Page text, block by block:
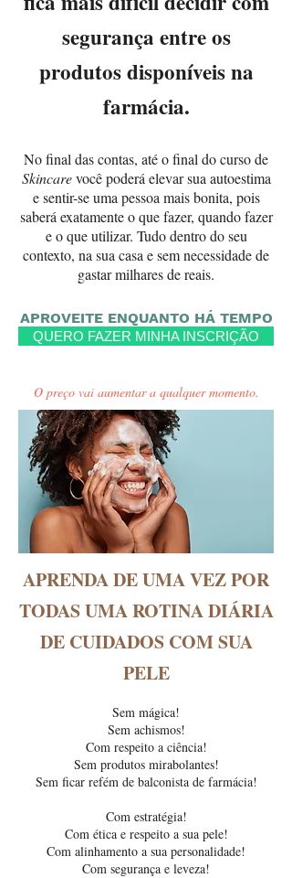
No final das contas, até o final do curso de
Skincarevocê poderá elevar sua autoestima
e sentir-se uma pessoa mais bonita, pois
saberá exatamente o que fazer, quando fazer
e o que utilizar. Tudo dentro do seu
contexto, na sua casa e sem necessidade de
gastar milhares de reais.
segurança entre os
produtos disponíveis na
farmácia.
APROVEITE ENQUANTO HÁ TEMPO
QUERO FAZER MINHA INSCRIÇÃO
O preço vai aumentar a qualquer momento.
APRENDA DE UMA VEZ POR
TODAS UMA ROTINA DIÁRIA
DE CUIDADOS COM SUA
PELE
Sem mágica!
Sem achismos!
Com respeito a ciência!
Sem produtos mirabolantes!
Sem ficar refém de balconista de farmácia!
Com estratégia!
Com ética e respeito a sua pele!
Com alinhamento a sua personalidade!
Com segurança e leveza!